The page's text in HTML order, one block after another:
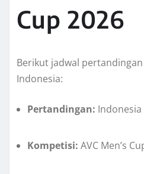
Cup 2026
Berikut jadwal
Indonesia:
Pertandingan: Indonesia
Kompetisi: AVC Men’s